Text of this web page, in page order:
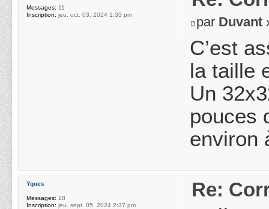
par Duvant
C’est
la taille
Un
pouces
environ
Messages: 11
Inscription: jeu. oct. 03, 2024 1:33 pm
Re:
Yques
Messages: 18
Inscription: jeu. sept. 05, 2024 2:37 pm